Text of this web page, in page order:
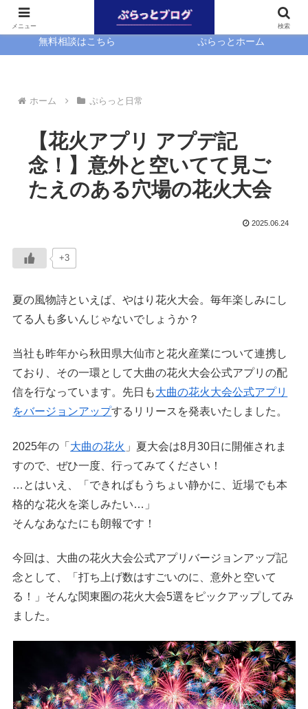
無料相談はこちら ぷらっとホーム
ホーム ぷらっと日常
【花火アプリ アプデ記
念！】意外と空いてて見ご
たえのある穴場の花火大会
2025.06.24
+3
夏の風物詩といえば、やはり花火大会。毎年楽しみにし
てる人も多いんじゃないでしょうか？
当社も昨年から秋田県大仙市と花火産業について連携し
ており、その一環として大曲の花火大会公式アプリの配
信を行なっています。先日も大曲の花火大会公式アプリ
をバージョンアップするリリースを発表いたしました。
2025年の「 大曲の花火 」夏大会は8月30日に開催されま
すので、ぜひ一度、行ってみてください！
…とはいえ、「できればもうちょい静かに、近場でも本
格的な花火を楽しみたい…」
そんなあなたにも朗報です！
今回は、大曲の花火大会公式アプリバージョンアップ記
念として、「打ち上げ数はすごいのに、意外と空いて
る！」そんな関東圏の花火大会5選をピックアップしてみ
ました。
メニュー 検索